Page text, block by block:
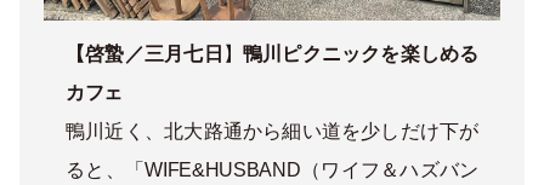
【啓蟄／三月七日 】 鴨川ピクニックを楽しめる
カフェ
鴨川近く、北大路通から細い道を少しだけ下が
ると、「WIFE&HUSBAND（ワイフ＆ハズバン